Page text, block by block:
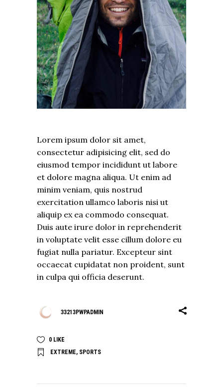
Lorem ipsum dolor sit amet,
consectetur adipisicing elit, sed do
eiusmod tempor incididunt ut labore
et dolore magna aliqua. Ut enim ad
minim veniam, quis nostrud
exercitation ullamco laboris nisi ut
aliquip ex ea commodo consequat.
Duis aute irure dolor in reprehenderit
in voluptate velit esse cillum dolore eu
fugiat nulla pariatur. Excepteur sint
occaecat cupidatat non proident, sunt
in culpa qui officia deserunt.
33213PWPADMIN
0 LIKE
EXTREME, SPORTS